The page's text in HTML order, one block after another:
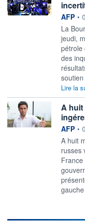
AFP •
La
jeudi,
pétrole
des
Lire la
A huit
AFP •
A huit
russes